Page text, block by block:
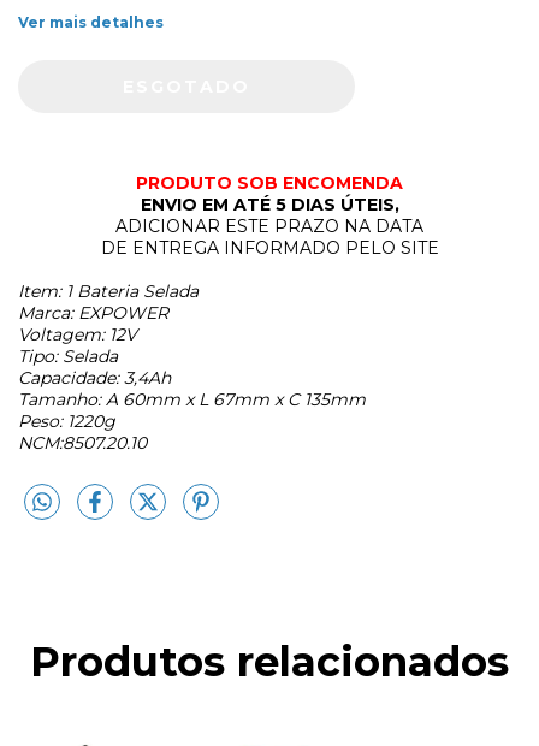
Ver mais detalhes
PRODUTO SOB ENCOMENDA
ENVIO EM ATÉ 5 DIAS ÚTEIS,
ADICIONAR ESTE PRAZO NA DATA
DE ENTREGA INFORMADO PELO SITE
Item: 1 Bateria Selada
Marca: EXPOWER
Voltagem: 12V
Tipo: Selada
Capacidade: 3,4Ah
Tamanho: A 60mm x L 67mm x C 135mm
Peso: 1220g
NCM:8507.20.10
Produtos relacionados